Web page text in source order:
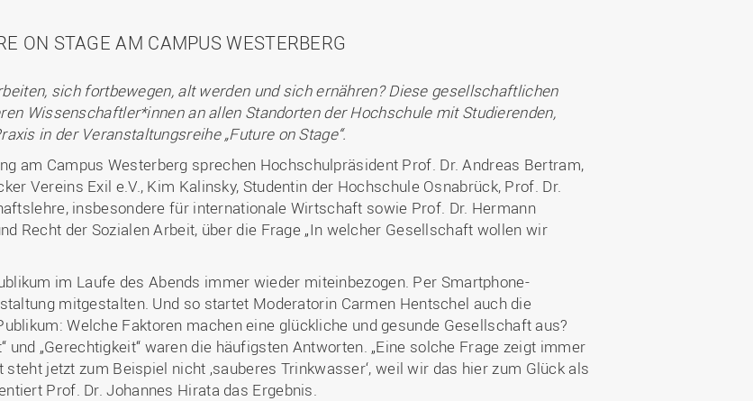
ON STAGE AM CAMPUS WESTERBERG
sich fortbewegen, alt werden und sich ernähren? Diese gesellschaftlichen
Wissenschaftler*innen an allen Standorten der Hochschule mit Studierenden,
in der Veranstaltungsreihe „Future on Stage“.
am Campus Westerberg sprechen Hochschulpräsident Prof. Dr. Andreas Bertram,
Vereins Exil e.V., Kim Kalinsky, Studentin der Hochschule Osnabrück, Prof. Dr.
insbesondere für internationale Wirtschaft sowie Prof. Dr. Hermann
Recht der Sozialen Arbeit, über die Frage „In welcher Gesellschaft wollen wir
im Laufe des Abends immer wieder miteinbezogen. Per Smartphone-
mitgestalten. Und so startet Moderatorin Carmen Hentschel auch die
Welche Faktoren machen eine glückliche und gesunde Gesellschaft aus?
und „Gerechtigkeit“ waren die häufigsten Antworten. „Eine solche Frage zeigt immer
jetzt zum Beispiel nicht ‚sauberes Trinkwasser‘, weil wir das hier zum Glück als
Prof. Dr. Johannes Hirata das Ergebnis.